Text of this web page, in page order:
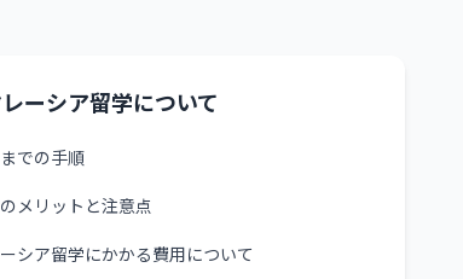
ーシア留学について
での手順
メリットと注意点
シア留学にかかる費用について